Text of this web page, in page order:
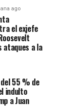
ago
el exjefe
ataques a la
del 55 % de
indulto
a Juan